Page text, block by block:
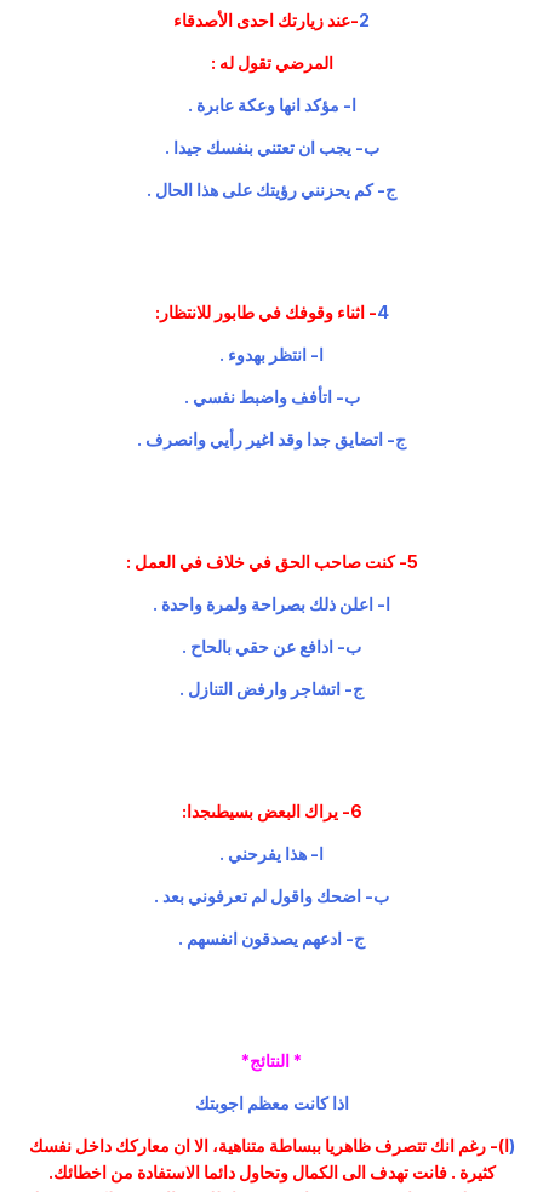
2-عند زيارتك احدى الأصدقاء
المرضي تقول له :
ا- مؤكد انها وعكة عابرة .
ب- يجب ان تعتني بنفسك جيدا .
ج- كم يحزنني رؤيتك على هذا الحال .
4- اثناء وقوفك في طابور للانتظار:
ا- انتظر بهدوء .
ب- اتأفف واضبط نفسي .
ج- اتضايق جدا وقد اغير رأيي وانصرف .
5- كنت صاحب الحق في خلاف في العمل :
ا- اعلن ذلك بصراحة ولمرة واحدة .
ب- ادافع عن حقي بالحاح .
ج- اتشاجر وارفض التنازل .
6- يراك البعض بسيطىجدا:
ا- هذا يفرحني .
ب- اضحك واقول لم تعرفوني بعد .
ج- ادعهم يصدقون انفسهم .
* النتائج*
اذا كانت معظم اجوبتك
ا)- رغم انك تتصرف ظاهريا ببساطة متناهية، الا ان معاركك داخل نفسك
كثيرة . فانت تهدف الى الكمال وتحاول دائما الاستفادة من اخطائك.